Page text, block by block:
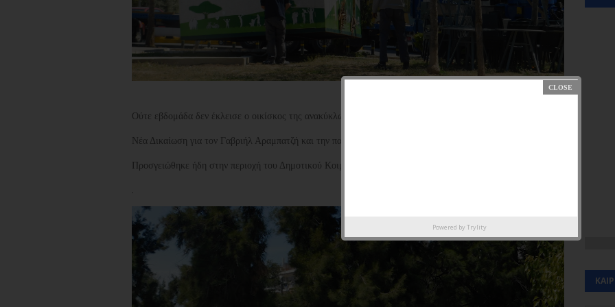
Ούτε εβδομάδα δεν έκλεισε ο οικίσκος της ανακύκλωσης δίπλα στο μνημείο της πλατείας Ανεξαρτησίας.
Νέα Δικαίωση για τον Γαβριήλ Αραμπατζή και την παράταξη "Η Πόλη που θέλω".
Προσγειώθηκε ήδη στην περιοχή του Δημοτικού Κοιμητηρίου - οδός Πυθαγόρα.
Powered byTrylity